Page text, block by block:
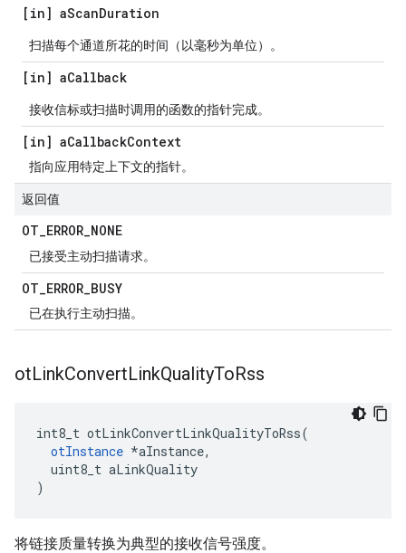
[in] aScanDuration
扫描每个通道所花的时间（以毫秒为单位）。
[in] aCallback
接收信标或扫描时调用的函数的指针完成。
[in] aCallbackContext
指向应用特定上下文的指针。
返回值
OT_ERROR_NONE
已接受主动扫描请求。
OT_ERROR_BUSY
已在执行主动扫描。
otLinkConvertLinkQualityToRss
int8_t otLinkConvertLinkQualityToRss(
otInstance *aInstance,
uint8_t aLinkQuality
)
将链接质量转换为典型的接收信号强度。